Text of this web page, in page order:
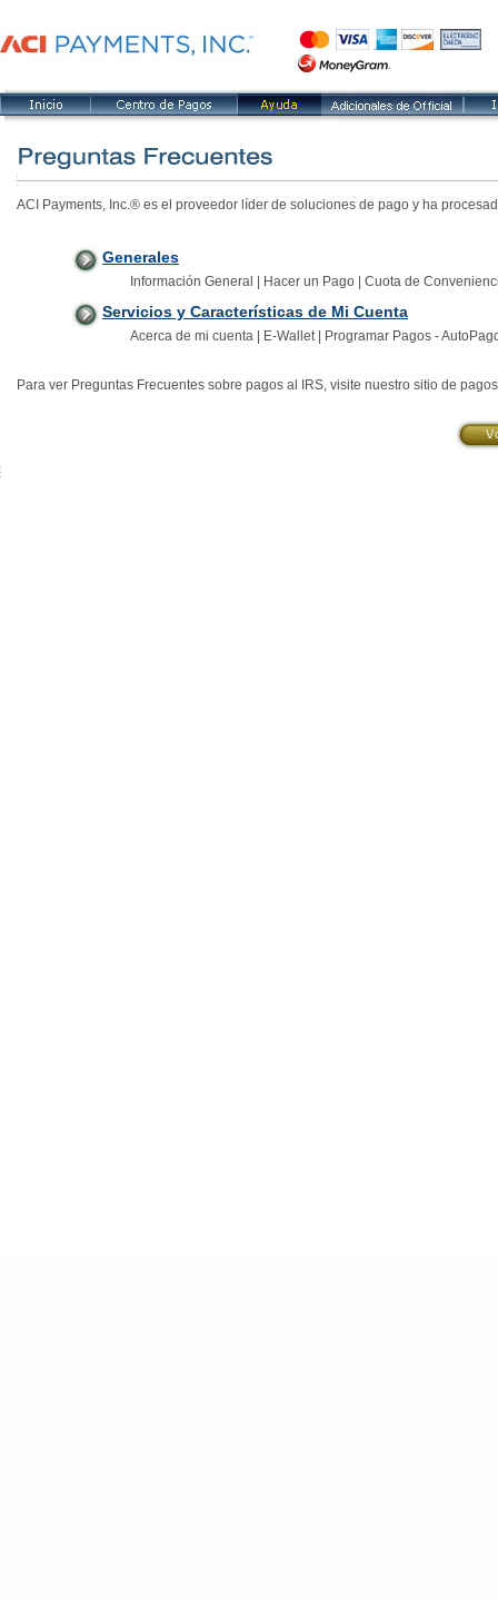
ACI Payments, Inc.® es el proveedor líder de soluciones de pago y ha
Generales
Información General | Hacer un Pago | Cuota de
Servicios y Características de Mi Cuenta
Acerca de mi cuenta | E-Wallet | Programar Pagos -
Para ver Preguntas Frecuentes sobre pagos al IRS, visite nuestro sitio de